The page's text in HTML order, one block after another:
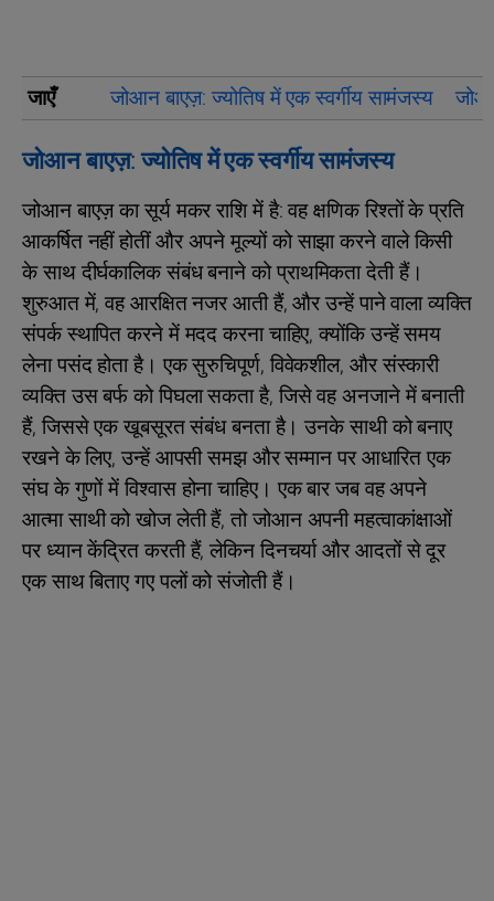
जाएँ जोआन बाएज़: ज्योतिष में एक स्वर्गीय सामंजस्य
जोआन बाएज़: ज्योतिष में एक स्वर्गीय सामंजस्य
जोआन बाएज़ का सूर्य मकर राशि में है: वह क्षणिक रिश्तों के प्रति
आकर्षित नहीं होतीं और अपने मूल्यों को साझा करने वाले किसी
के साथ दीर्घकालिक संबंध बनाने को प्राथमिकता देती हैं।
शुरुआत में, वह आरक्षित नजर आती हैं, और उन्हें पाने वाला व्यक्ति
संपर्क स्थापित करने में मदद करना चाहिए, क्योंकि उन्हें समय
लेना पसंद होता है। एक सुरुचिपूर्ण, विवेकशील, और संस्कारी
व्यक्ति उस बर्फ को पिघला सकता है, जिसे वह अनजाने में बनाती
हैं, जिससे एक खूबसूरत संबंध बनता है। उनके साथी को बनाए
रखने के लिए, उन्हें आपसी समझ और सम्मान पर आधारित एक
संघ के गुणों में विश्वास होना चाहिए। एक बार जब वह अपने
आत्मा साथी को खोज लेती हैं, तो जोआन अपनी महत्वाकांक्षाओं
पर ध्यान केंद्रित करती हैं, लेकिन दिनचर्या और आदतों से दूर
एक साथ बिताए गए पलों को संजोती हैं।